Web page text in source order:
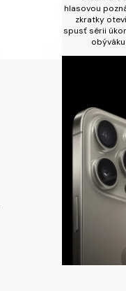
hlasovou
zkratky
spusť sérii